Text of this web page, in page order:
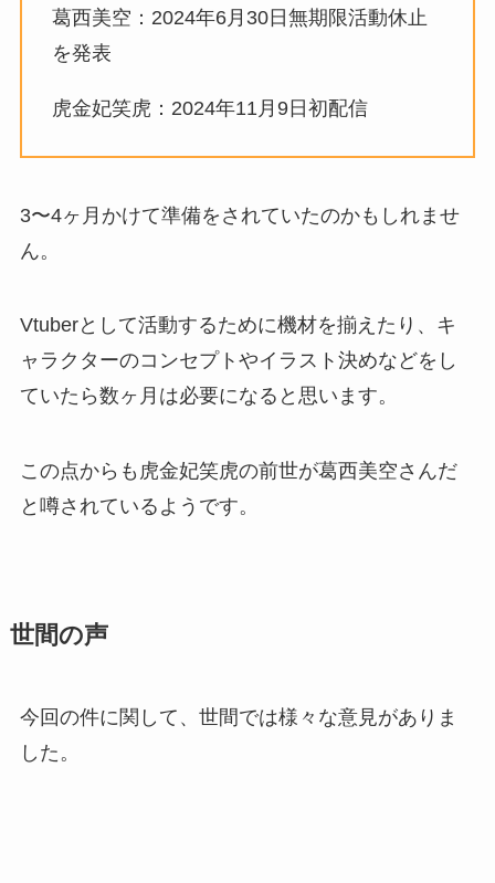
葛西美空：2024年6月30日無期限活動休止
を発表
虎金妃笑虎：2024年11月9日初配信
3〜4ヶ月かけて準備をされていたのかもしれませ
ん。
Vtuberとして活動するために機材を揃えたり、キ
ャラクターのコンセプトやイラスト決めなどをし
ていたら数ヶ月は必要になると思います。
この点からも虎金妃笑虎の前世が葛西美空さんだ
と噂されているようです。
世間の声
今回の件に関して、世間では様々な意見がありま
した。